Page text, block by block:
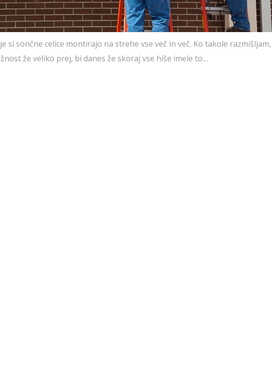
si sončne celice montirajo na strehe vse več in več. Ko takole razmišljam,
že veliko prej, bi danes že skoraj vse hiše imele to…